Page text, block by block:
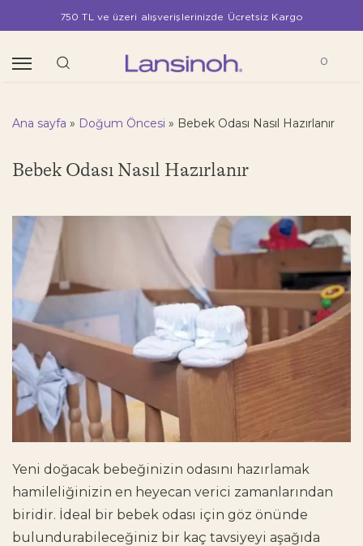
750 TL ve üzeri alışverişlerinizde Ücretsiz Kargo
0
Ana sayfa » Doğum Öncesi » Bebek Odası Nasıl Hazırlanır
Bebek Odası Nasıl Hazırlanır
Yeni doğacak bebeğinizin odasını hazırlamak
hamileliğinizin en heyecan verici zamanlarından
biridir. İdeal bir bebek odası için göz önünde
bulundurabileceğiniz bir kaç tavsiyeyi aşağıda